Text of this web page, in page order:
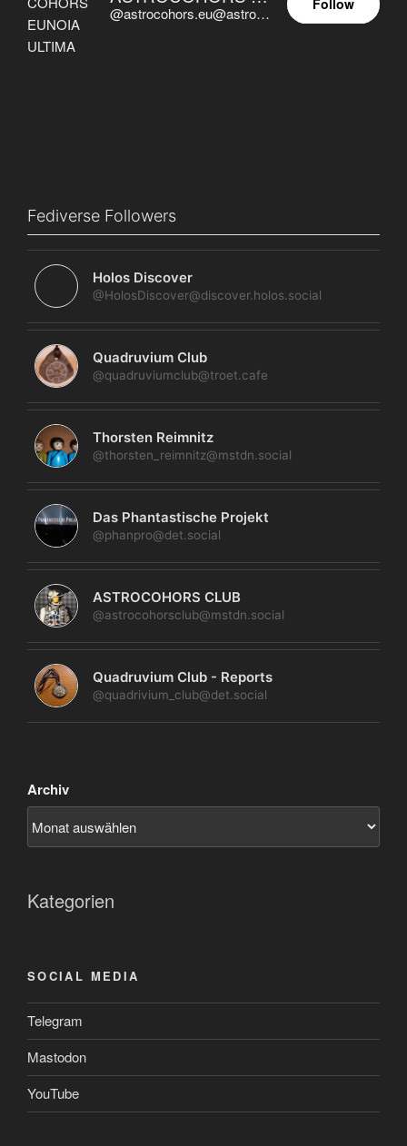
@astrocohors.eu@astrocohors.eu
Fediverse Followers
Holos Discover
@HolosDiscover@discover.holos.social
Quadruvium Club
@quadruviumclub@troet.cafe
Thorsten Reimnitz
@thorsten_reimnitz@mstdn.social
Das Phantastische Projekt
@phanpro@det.social
ASTROCOHORS CLUB
@astrocohorsclub@mstdn.social
Quadruvium Club - Reports
@quadrivium_club@det.social
Archiv
Kategorien
SOCIAL MEDIA
Telegram
Mastodon
YouTube